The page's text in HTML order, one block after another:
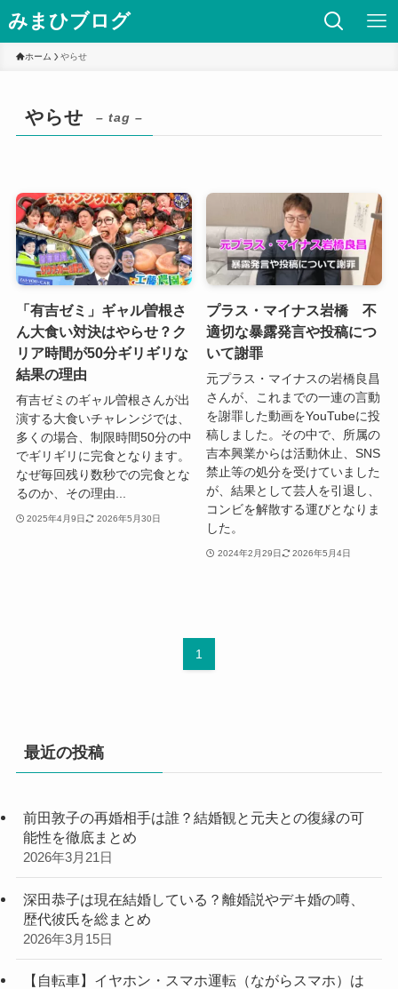
みまひブログ
ホーム やらせ
やらせ – tag –
「有吉ゼミ」ギャル曽根さ
ん大食い対決はやらせ？ク
リア時間が50分ギリギリな
結果の理由
有吉ゼミのギャル曽根さんが出
演する大食いチャレンジでは、
多くの場合、制限時間50分の中
でギリギリに完食となります。
なぜ毎回残り数秒での完食とな
るのか、その理由...
2025年4月9日 2026年5月30日
プラス・マイナス岩橋 不
適切な暴露発言や投稿につ
いて謝罪
元プラス・マイナスの岩橋良昌
さんが、これまでの一連の言動
を謝罪した動画をYouTubeに投
稿しました。その中で、所属の
吉本興業からは活動休止、SNS
禁止等の処分を受けていました
が、結果として芸人を引退し、
コンビを解散する運びとなりま
した。
2024年2月29日 2026年5月4日
1
最近の投稿
前田敦子の再婚相手は誰？結婚観と元夫との復縁の可
能性を徹底まとめ
2026年3月21日
深田恭子は現在結婚している？離婚説やデキ婚の噂、
歴代彼氏を総まとめ
2026年3月15日
【自転車】イヤホン・スマホ運転（ながらスマホ）は